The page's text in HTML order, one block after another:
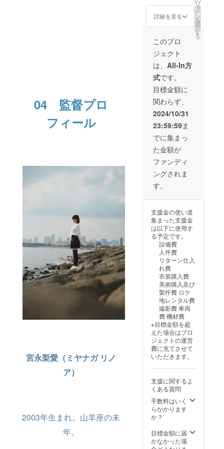
04 監督プロ
フィール
宮永梨愛（ミヤナガ リノ
ア）
2003年生まれ。山羊座の未
年。
（オンライン/オ
フライン未定）
※オフラインの場
己負担でお願い
いたします。 ・
アクリルプレー
ト 商品サイズ：
最大5cm×7cm
（予定）
開/NGシーン特
別総集編視聴
URL ・ブロマイ
ドセット お届け
枚数：3枚 ・オ
リジナルフォト
ブック/24p（予
定） ・制作陣コ
メントブッ
ク/24p（予定）
・DVD/Blu-ray
・今作脚本 紙媒
体でのお届けで
す。 ・お話会
（オンライン/オ
フライン未定）
※オフラインの場
合、交通費は自
己負担でお願い
いたします。 ・
アクリルプレー
ト 商品サイズ：
最大5cm×7cm
（予定） ・過去
ノ水近郊） 詳細
はメールで連絡
パンフレットに
てロゴ記載 ※以
下ご確認くださ
い ・掲載期間：
事業が存続する
限り掲載 ・掲載
方法：文字の
み、ロゴ・バ
ナーどちらでも
可能です。大き
ん。 （こちら側
で掲載サイズを
変更させていた
だく場合がござ
います） ・注意
事項 ①支援時、
必ず備考欄に掲
載を希望される
お名前をご記入
ください。 ②ロ
ゴやバナーなど
の画像の受け渡
しについては、
プロジェクト終
了後にお送りす
るメールをご確
認ください。 ・
先行視聴URL ・
オリジナルフォ
トブッ
ク/24p（予定）
・DVD/Blu-
ray（各企業様1
枚） ・映画内で
の製品使用また
は出演者、公式
SNSでの商品PR
※以下ご確認くだ
さい ・製品使用
もしくは出演
者、公式SNSで
の商品PRどちら
を希望されるか
を備考欄にご記
載ください。 ・
商品概要を備考
欄にご記載くだ
詳しくメールに
て打合せ等を行
詳細を見る
リ
タ
ー
ン
を
選
択
す
る
このプロ
ジェクト
は、 All-In方
式です。
目標金額に
関わらず、
2024/10/31
23:59:59ま
でに集まっ
た金額が
ファンディ
ングされま
す。
支援金の使い道
集まった支援金
は以下に使用す
る予定です。
設備費
人件費
リターン仕入
れ費
衣装購入費
美術購入及び
製作費 ロケ
地レンタル費
撮影費 車両
費 機材費
※目標金額を超
えた場合はプロ
ジェクトの運営
費に充てさせて
いただきます。
支援に関するよ
くある質問
手数料はいく
らかかります
か？
目標金額に届
かなかった場